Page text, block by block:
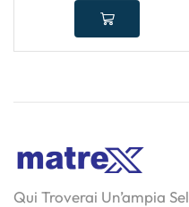
Qui Troverai Un’ampia